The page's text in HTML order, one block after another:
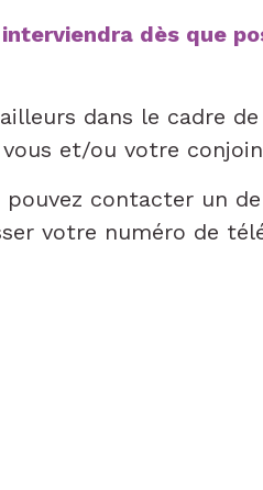
dès que
dans le cadre
et/ou votre
contacter un
votre numéro de